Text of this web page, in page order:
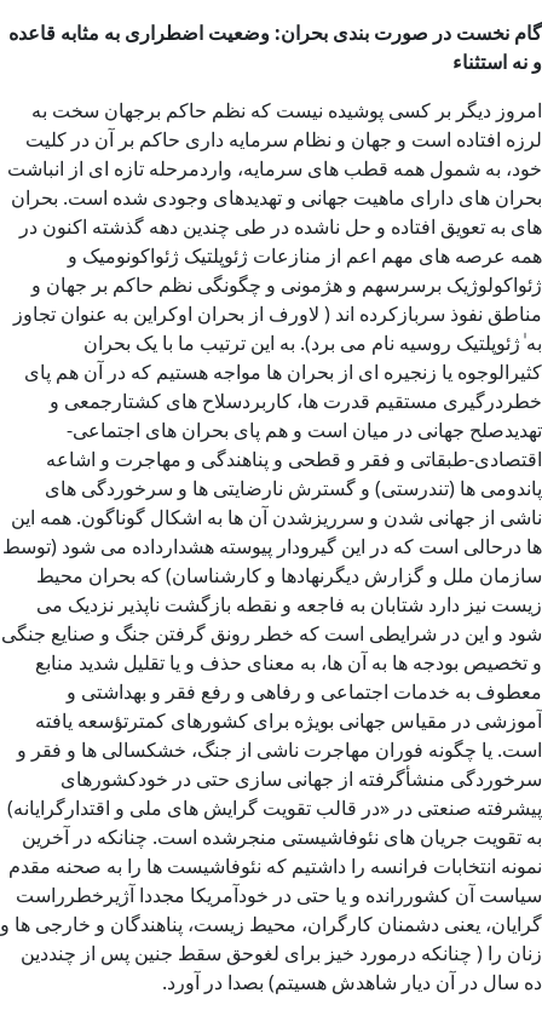
گام نخست در صورت بندی بحران: وضعیت اضطراری به مثابه قاعده
و نه استثناء
امروز دیگر بر کسی پوشیده نیست که نظم حاکم برجهان سخت به
لرزه افتاده است و جهان و نظام سرمایه داری حاکم بر آن در کلیت
خود، به شمول همه قطب های سرمایه، واردمرحله تازه ای از انباشت
بحران های دارای ماهیت جهانی و تهدیدهای وجودی شده است. بحران
های به تعویق افتاده و حل ناشده در طی چندین دهه گذشته اکنون در
همه عرصه های مهم اعم از منازعات ژئوپلتیک ژئواکونومیک و
ژئواکولوژیک برسرسهم و هژمونی و چگونگی نظم حاکم بر جهان و
مناطق نفوذ سربازکرده اند ( لاورف از بحران اوکراین به عنوان تجاوز
به ٰژئوپلتیک روسیه نام می برد). به این ترتیب ما با یک بحران
کثیرالوجوه یا زنجیره ای از بحران ها مواجه هستیم که در آن هم پای
خطردرگیری مستقیم قدرت ها، کاربردسلاح های کشتارجمعی و
تهدیدصلح جهانی در میان است و هم پای بحران های اجتماعی-
اقتصادی-طبقاتی و فقر و قطحی و پناهندگی و مهاجرت و اشاعه
پاندومی ها (تندرستی) و گسترش نارضایتی ها و سرخوردگی های
ناشی از جهانی شدن و سرریزشدن آن ها به اشکال گوناگون. همه این
ها درحالی است که در این گیرودار پیوسته هشدارداده می شود (توسط
سازمان ملل و گزارش دیگرنهادها و کارشناسان) که بحران محیط
زیست نیز دارد شتابان به فاجعه و نقطه بازگشت ناپذیر نزدیک می
شود و این در شرایطی است که خطر رونق گرفتن جنگ و صنایع جنگی
و تخصیص بودجه ها به آن ها، به معنای حذف و یا تقلیل شدید منابع
معطوف به خدمات اجتماعی و رفاهی و رفع فقر و بهداشتی و
آموزشی در مقیاس جهانی بویژه برای کشورهای کمترتؤسعه یافته
است. یا چگونه فوران مهاجرت ناشی از جنگ، خشکسالی ها و فقر و
سرخوردگی منشأگرفته از جهانی سازی حتی در خودکشورهای
پیشرفته صنعتی در «در قالب تقویت گرایش های ملی و اقتدارگرایانه)
به تقویت جریان های نئوفاشیستی منجرشده است. چنانکه در آخرین
نمونه انتخابات فرانسه را داشتیم که نئوفاشیست ها را به صحنه مقدم
سیاست آن کشوررانده و یا حتی در خودآمریکا مجددا آژیرخطرراست
گرایان، یعنی دشمنان کارگران، محیط زیست، پناهندگان و خارجی ها و
زنان را ( چنانکه درمورد خیز برای لغوحق سقط جنین پس از چنددین
ده سال در آن دیار شاهدش هسیتم) بصدا در آورد.